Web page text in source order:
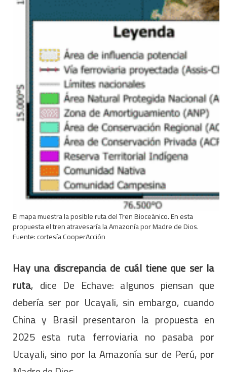
El mapa muestra la posible ruta del Tren Bioceánico. En esta
propuesta el tren atravesaría la Amazonía por Madre de Dios.
Fuente: cortesía CooperAcción
Hay una discrepancia de cuál tiene que ser la
ruta, dice De Echave: algunos piensan que
debería ser por Ucayali, sin embargo, cuando
China y Brasil presentaron la propuesta en
2025 esta ruta ferroviaria no pasaba por
Ucayali, sino por la Amazonía sur de Perú, por